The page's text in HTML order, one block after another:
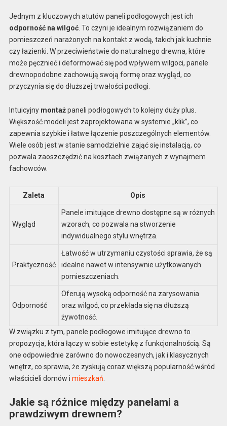
Jednym z kluczowych atutów paneli podłogowych jest ich
odporność na wilgoć. To czyni je idealnym rozwiązaniem do
pomieszczeń narażonych na kontakt z wodą, takich jak kuchnie
czy łazienki. W przeciwieństwie do naturalnego drewna, które
może pęcznieć i deformować się pod wpływem wilgoci, panele
drewnopodobne zachowują swoją formę oraz wygląd, co
przyczynia się do dłuższej trwałości podłogi.
Intuicyjny montażpaneli podłogowych to kolejny duży plus.
Większość modeli jest zaprojektowana w systemie „klik”, co
zapewnia szybkie i łatwe łączenie poszczególnych elementów.
Wiele osób jest w stanie samodzielnie zająć się instalacją, co
pozwala zaoszczędzić na kosztach związanych z wynajmem
fachowców.
Zaleta Opis
Wygląd
Panele imitujące drewno dostępne są w różnych
wzorach, co pozwala na stworzenie
indywidualnego stylu wnętrza.
Praktyczność
Łatwość w utrzymaniu czystości sprawia, że są
idealne nawet w intensywnie użytkowanych
pomieszczeniach.
Odporność
Oferują wysoką odporność na zarysowania
oraz wilgoć, co przekłada się na dłuższą
żywotność.
W związku z tym, panele podłogowe imitujące drewno to
propozycja, która łączy w sobie estetykę z funkcjonalnością. Są
one odpowiednie zarówno do nowoczesnych, jak i klasycznych
wnętrz, co sprawia, że zyskują coraz większą popularność wśród
właścicieli domów i mieszkań
Jakie są różnice między panelami a
prawdziwym drewnem?